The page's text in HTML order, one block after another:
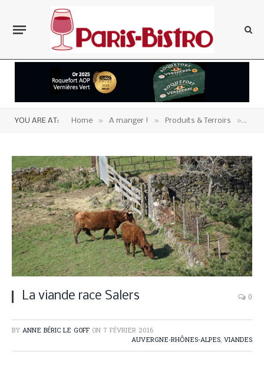
YOU ARE AT: Home » A manger ! » Produits & Terroirs »
La viande race Salers 0
BY ANNE BÉRIC LE GOFF ON 7 FÉVRIER 2016
AUVERGNE-RHÔNES-ALPES, VIANDES